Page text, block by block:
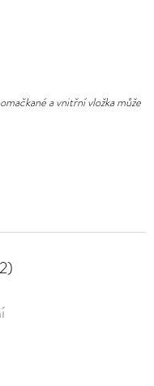
a vnitřní vložka může